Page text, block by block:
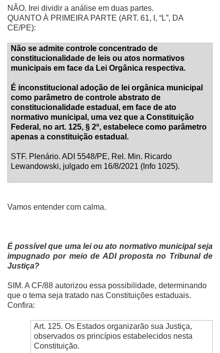
NÃO. Irei dividir a análise em duas partes.
QUANTO À PRIMEIRA PARTE (ART. 61, I, “L”, DA
CE/PE):
Não se admite controle concentrado de
constitucionalidade de leis ou atos normativos
municipais em face da Lei Orgânica respectiva.
É inconstitucional adoção de lei orgânica municipal
como parâmetro de controle abstrato de
constitucionalidade estadual, em face de ato
normativo municipal, uma vez que a Constituição
Federal, no art. 125, § 2º, estabelece como parâmetro
apenas a constituição estadual.
STF. Plenário. ADI 5548/PE, Rel. Min. Ricardo
Lewandowski, julgado em 16/8/2021 (Info 1025).
Vamos entender com calma.
É possível que uma lei ou ato normativo municipal seja
impugnado por meio de ADI proposta no Tribunal de
Justiça?
SIM. A CF/88 autorizou essa possibilidade, determinando
que o tema seja tratado nas Constituições estaduais.
Confira:
Art. 125. Os Estados organizarão sua Justiça,
observados os princípios estabelecidos nesta
Constituição.